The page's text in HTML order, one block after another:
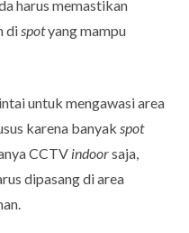
harus memastikan
dispotyang mampu
untuk mengawasi area
karena banyak spot
CCTV indoorsaja,
dipasang di area